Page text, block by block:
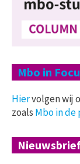
Mbo in
Hiervolgen wij
zoals Mbo in